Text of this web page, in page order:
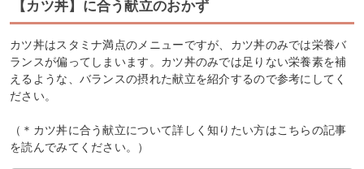
【カツ丼】に合う献立のおかず
カツ丼はスタミナ満点のメニューですが、カツ丼のみでは栄養バ
ランスが偏ってしまいます。カツ丼のみでは足りない栄養素を補
えるような、バランスの摂れた献立を紹介するので参考にしてく
ださい。
（＊カツ丼に合う献立について詳しく知りたい方はこちらの記事
を読んでみてください。）